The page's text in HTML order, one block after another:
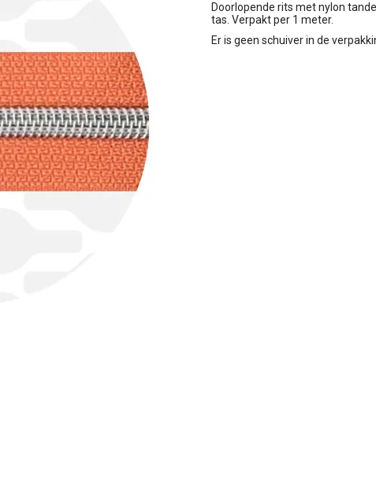
Doorlopende rits met nylon
tas. Verpakt per 1 meter.
Er is geen schuiver in de